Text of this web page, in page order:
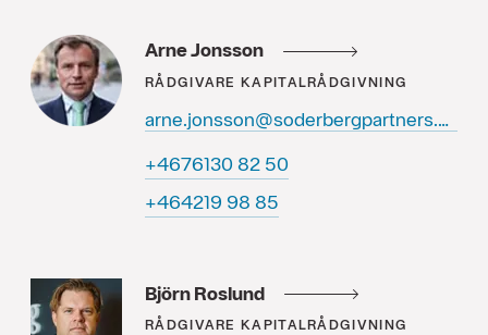
Arne Jonsson
RÅDGIVARE KAPITALRÅDGIVNING
arne.jonsson@soderbergpartners.se
05 28 0316764+
58 89 912464+
Björn Roslund
RÅDGIVARE KAPITALRÅDGIVNING